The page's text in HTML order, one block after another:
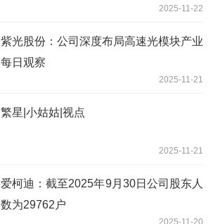
2025-11-22
紫光股份：公司深度布局高速光模块产业
每日观察
2025-11-21
繁星|小姑姑|视点
2025-11-21
爱柯迪：截至2025年9月30日公司股东人
数为29762户
2025-11-20